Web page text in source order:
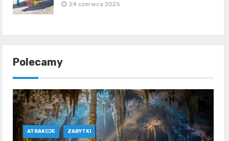
24 czerwca 2025
Polecamy
ATRAKCJE ZABYTKI